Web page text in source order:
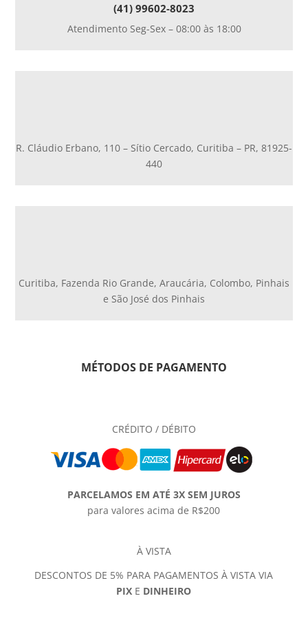
(41) 99602-8023
Atendimento Seg-Sex – 08:00 às 18:00
R. Cláudio Erbano, 110 – Sítio Cercado, Curitiba – PR, 81925-
440
Curitiba, Fazenda Rio Grande, Araucária, Colombo, Pinhais
e São José dos Pinhais
MÉTODOS DE PAGAMENTO
CRÉDITO / DÉBITO
PARCELAMOS EM ATÉ 3X SEM JUROS
para valores acima de R$200
À VISTA
DESCONTOS DE 5% PARA PAGAMENTOS À VISTA VIA
PIX E DINHEIRO